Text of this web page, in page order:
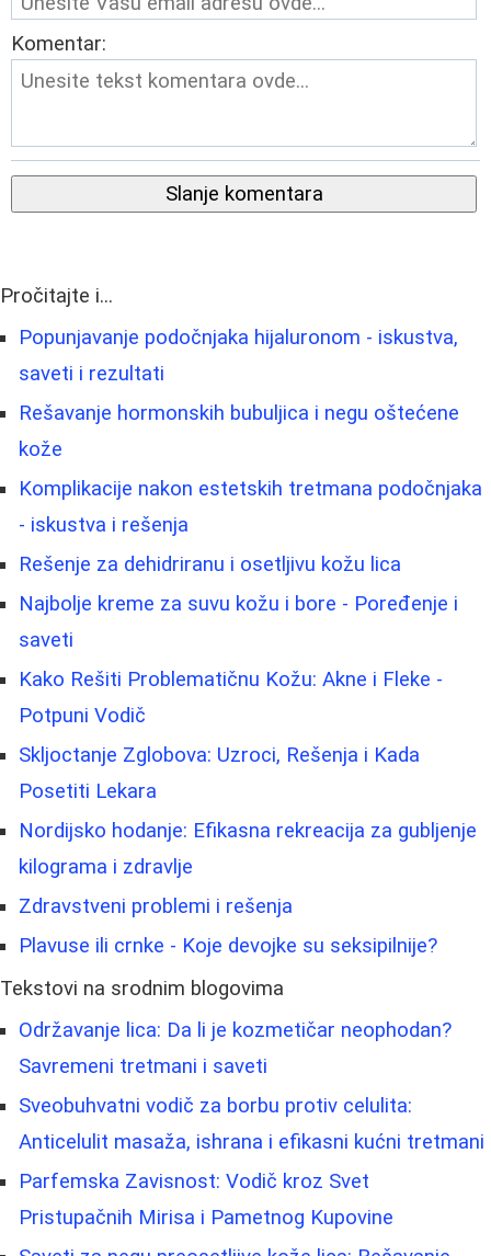
Komentar:
Slanje komentara
Pročitajte i...
Popunjavanje podočnjaka hijaluronom - iskustva,
saveti i rezultati
Rešavanje hormonskih bubuljica i negu oštećene
kože
Komplikacije nakon estetskih tretmana podočnjaka
- iskustva i rešenja
Rešenje za dehidriranu i osetljivu kožu lica
Najbolje kreme za suvu kožu i bore - Poređenje i
saveti
Kako Rešiti Problematičnu Kožu: Akne i Fleke -
Potpuni Vodič
Skljoctanje Zglobova: Uzroci, Rešenja i Kada
Posetiti Lekara
Nordijsko hodanje: Efikasna rekreacija za gubljenje
kilograma i zdravlje
Zdravstveni problemi i rešenja
Plavuse ili crnke - Koje devojke su seksipilnije?
Tekstovi na srodnim blogovima
Održavanje lica: Da li je kozmetičar neophodan?
Savremeni tretmani i saveti
Sveobuhvatni vodič za borbu protiv celulita:
Anticelulit masaža, ishrana i efikasni kućni tretmani
Parfemska Zavisnost: Vodič kroz Svet
Pristupačnih Mirisa i Pametnog Kupovine